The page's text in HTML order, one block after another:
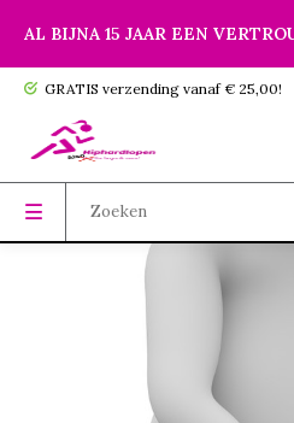
AL BIJNA 15 JAAR EEN
GRATIS verzending vanaf € 25,00!